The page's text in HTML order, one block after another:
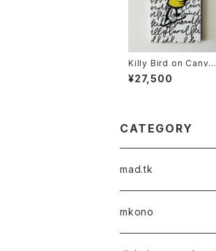
Killy Bird on Canvas
- Stencil & Typogra
phy Type B
¥27,500
CATEGORY
mad.tk
mkono